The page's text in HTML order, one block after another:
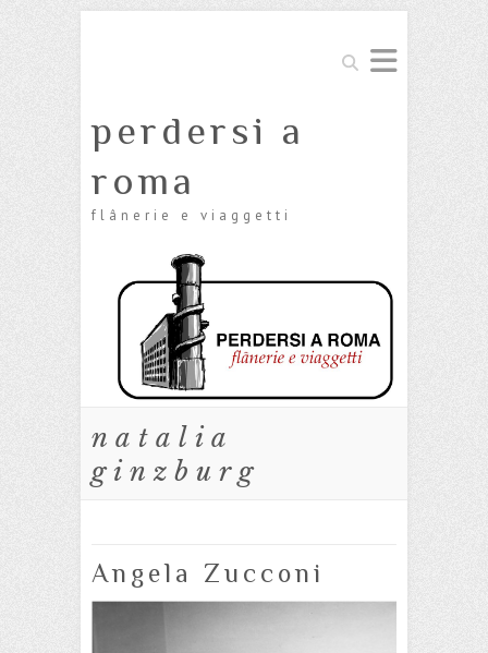
Cerca
perdersi a
roma
flânerie e viaggetti
natalia
ginzburg
Angela Zucconi